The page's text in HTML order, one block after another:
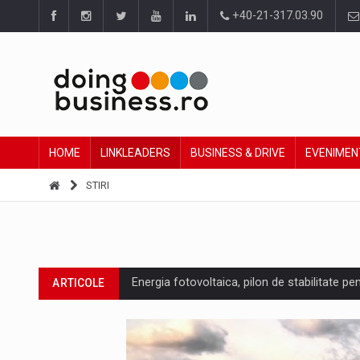
+40-21-317.03.90
HOME LINKLEADERS BUSINESS & DRIVE
STIRI
ARTICOLE Energia fotovoltaica, pilon de stabilitate
Cum invatam sa spunem nu intr-o cultura
Ingredient Spotlight: What SKU Level